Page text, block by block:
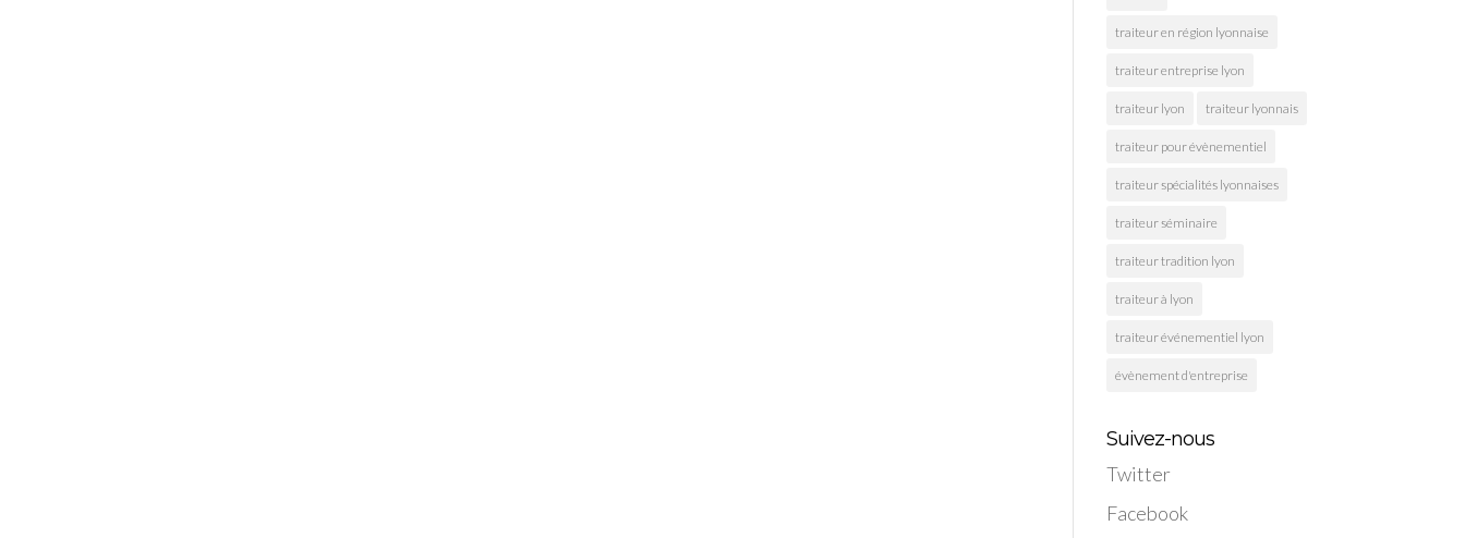
traiteur en région lyonnaise
traiteur entreprise lyon
traiteur lyon traiteur lyonnais
traiteur pour évènementiel
traiteur spécialités lyonnaises
traiteur séminaire
traiteur tradition lyon
traiteur à lyon
traiteur événementiel lyon
évènement d'entreprise
Suivez-nous
Twitter
Facebook